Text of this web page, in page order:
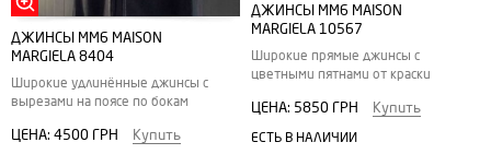
ДЖИНСЫ MM6 MAISON
MARGIELA 8404
Широкие удлинённые джинсы с
вырезами на поясе по бокам
ЦЕНА: 4500 ГРН Купить
ДЖИНСЫ MM6 MAISON
MARGIELA 10567
Широкие прямые джинсы с
цветными пятнами от краски
ЦЕНА: 5850 ГРН Купить
ЕСТЬ В НАЛИЧИИ